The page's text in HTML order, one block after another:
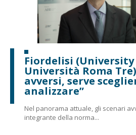
Fiordelisi (University
Università Roma
avversi, serve
analizzare”
Nel panorama attuale, gli scenari
integrante della norma...